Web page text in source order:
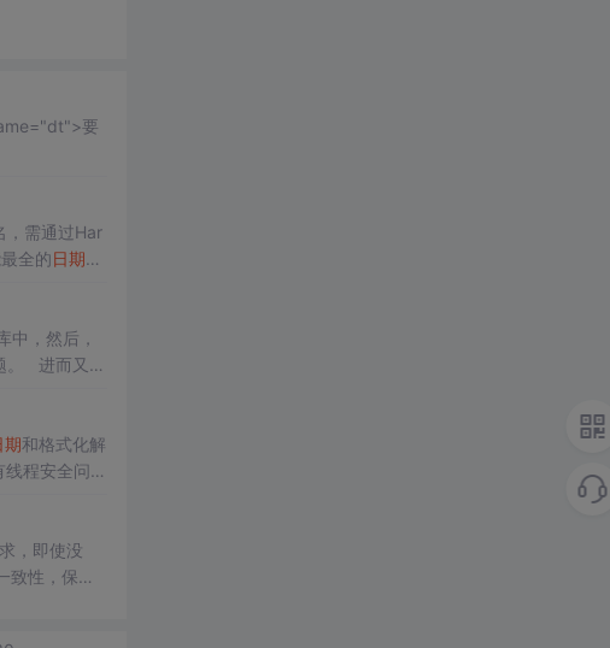
，需通过Har
全的日期 时
中，然后，
期和格式化解
程安全问
，即使没
致性，保证